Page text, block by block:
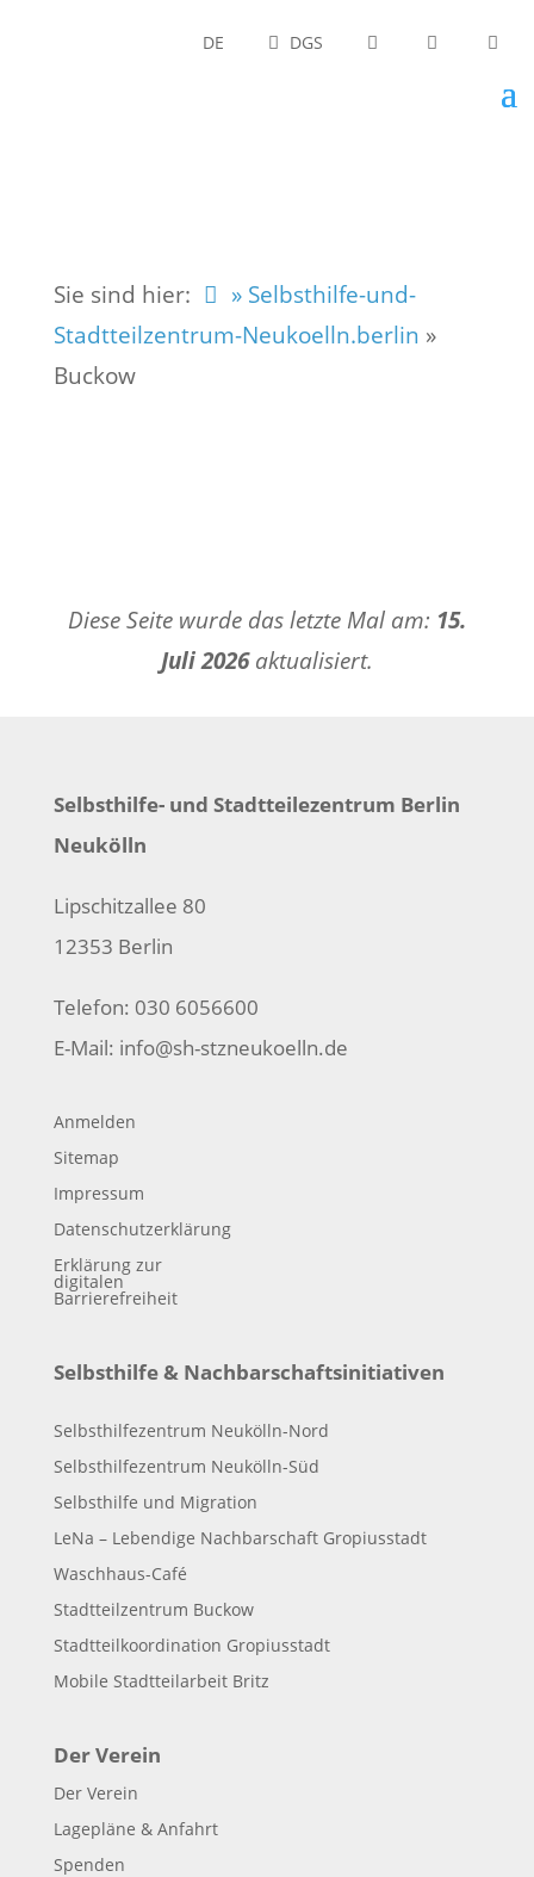
DE DGS
Sie sind hier:
» Selbsthilfe-und-
Stadtteilzentrum-Neukoelln.berlin »
Buckow
Diese Seite wurde das letzte Mal am: 15.
Juli 2026aktualisiert.
Selbsthilfe- und Stadtteilezentrum Berlin
Neukölln
Lipschitzallee 80
12353 Berlin
Telefon: 030 6056600
E-Mail: info@sh-stzneukoelln.de
Anmelden
Sitemap
Impressum
Datenschutzerklärung
Erklärung zur
digitalen
Barrierefreiheit
Selbsthilfe & Nachbarschaftsinitiativen
Selbsthilfezentrum Neukölln-Nord
Selbsthilfezentrum Neukölln-Süd
Selbsthilfe und Migration
LeNa – Lebendige Nachbarschaft Gropiusstadt
Waschhaus-Café
Stadtteilzentrum Buckow
Stadtteilkoordination Gropiusstadt
Mobile Stadtteilarbeit Britz
Der Verein
Der Verein
Lagepläne & Anfahrt
Spenden